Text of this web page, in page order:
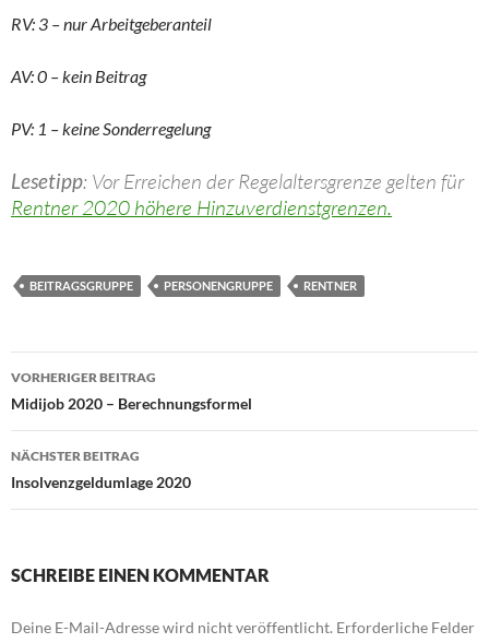
RV: 3 – nur Arbeitgeberanteil
AV: 0 – kein Beitrag
PV: 1 – keine Sonderregelung
Lesetipp: Vor Erreichen der Regelaltersgrenze gelten für
Rentner 2020 höhere Hinzuverdienstgrenzen.
BEITRAGSGRUPPE PERSONENGRUPPE RENTNER
Beitragsnavigation
VORHERIGER BEITRAG
Midijob 2020 – Berechnungsformel
NÄCHSTER BEITRAG
Insolvenzgeldumlage 2020
SCHREIBE EINEN KOMMENTAR
Deine E-Mail-Adresse wird nicht veröffentlicht. Erforderliche Felder